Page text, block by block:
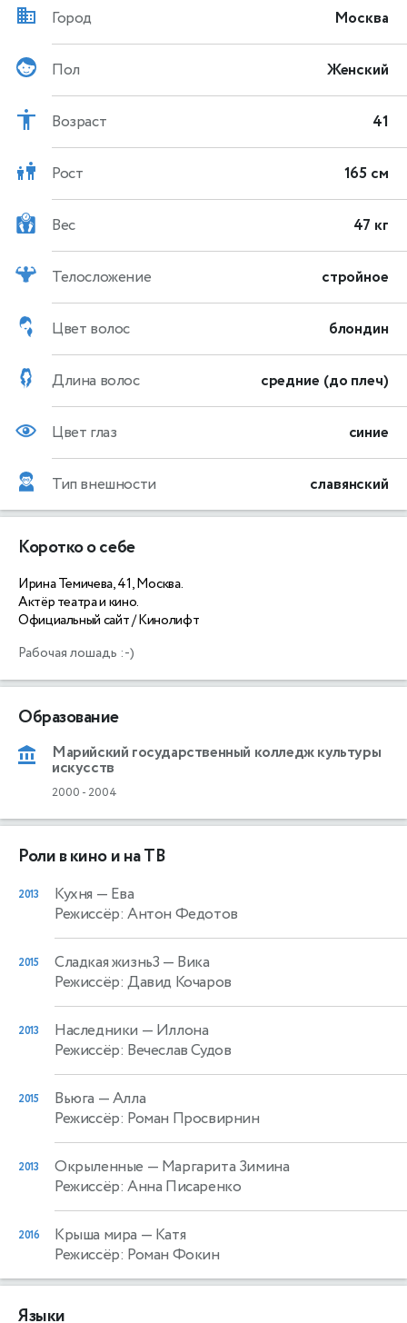
Город Москва
Пол Женский
Возраст 41
Рост 165 см
Вес 47 кг
Телосложение стройное
Цвет волос блондин
Длина волос средние (до плеч)
Цвет глаз синие
Тип внешности славянский
Коротко о себе
Ирина Темичева, 41, Москва.
Актёр театра и кино.
Официальный сайт / Кинолифт
Рабочая лошадь :-)
Образование
Марийский государственный колледж культуры
искусств
2000 - 2004
Роли в кино и на ТВ
2013 Кухня — Ева
Режиссёр: Антон Федотов
2015 Сладкая жизнь3 — Вика
Режиссёр: Давид Кочаров
2013 Наследники — Иллона
Режиссёр: Вечеслав Судов
2015 Вьюга — Алла
Режиссёр: Роман Просвирнин
2013 Окрыленные — Маргарита Зимина
Режиссёр: Анна Писаренко
2016 Крыша мира — Катя
Режиссёр: Роман Фокин
Языки